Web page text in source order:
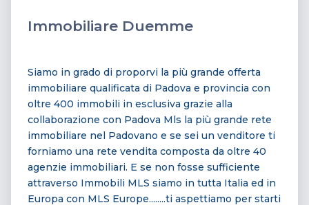
Immobiliare Duemme
Siamo in grado di proporvi la più grande offerta
immobiliare qualificata di Padova e provincia con
oltre 400 immobili in esclusiva grazie alla
collaborazione con Padova Mls la più grande rete
immobiliare nel Padovano e se sei un venditore ti
forniamo una rete vendita composta da oltre 40
agenzie immobiliari. E se non fosse sufficiente
attraverso Immobili MLS siamo in tutta Italia ed in
Europa con MLS Europe........ti aspettiamo per starti